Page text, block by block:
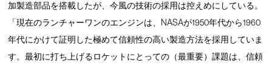
加製造部品を搭載したが、今風の技術の採用は控えめにしている。
「現在のランチャーワンのエンジンは、NASAが1950年代から1960
年代にかけて証明した極めて信頼性の高い製造方法を採用していま
す。最初に打ち上げるロケットにとっての（最重要）課題は、信頼